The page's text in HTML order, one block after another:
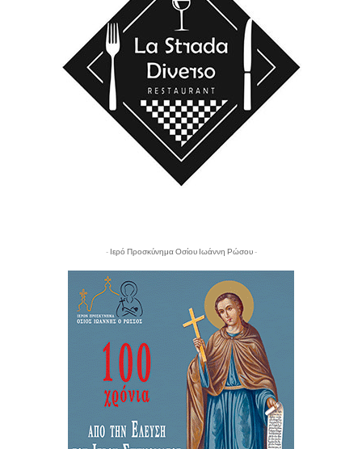
- Ιερό Προσκύνημα Οσίου Ιωάννη Ρώσου -